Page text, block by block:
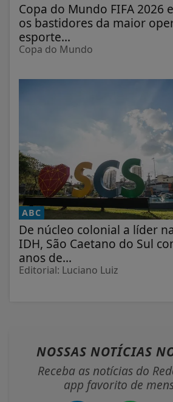
Copa do Mundo FIFA 2026
os bastidores da maior
esporte...
Copa do Mundo
ABC
De núcleo colonial a líder
IDH, São Caetano do Sul
anos de...
Editorial: Luciano Luiz
NOSSAS NOTÍCIAS
Receba as notícias do
app favorito de